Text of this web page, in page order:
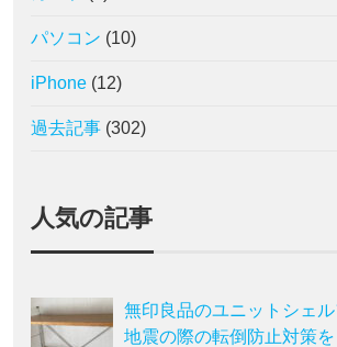
パソコン (10)
iPhone (12)
過去記事 (302)
人気の記事
無印良品のユニットシェ
地震の際の転倒防止対策